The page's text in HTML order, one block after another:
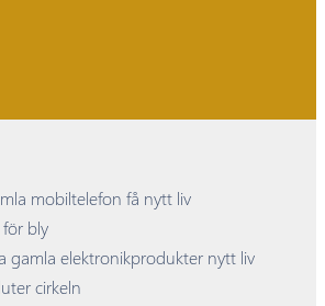
mobiltelefon få nytt liv
bly
gamla elektronikprodukter nytt liv
cirkeln